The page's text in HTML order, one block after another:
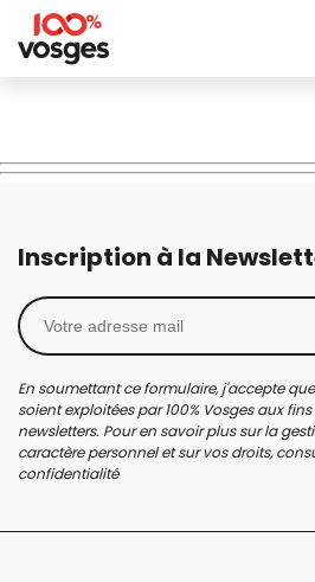
Inscription à la
En soumettant ce formulaire, j'accepte
soient exploitées par 100% Vosges aux
newsletters. Pour en savoir plus sur la
caractère personnel et sur vos droits,
confidentialité